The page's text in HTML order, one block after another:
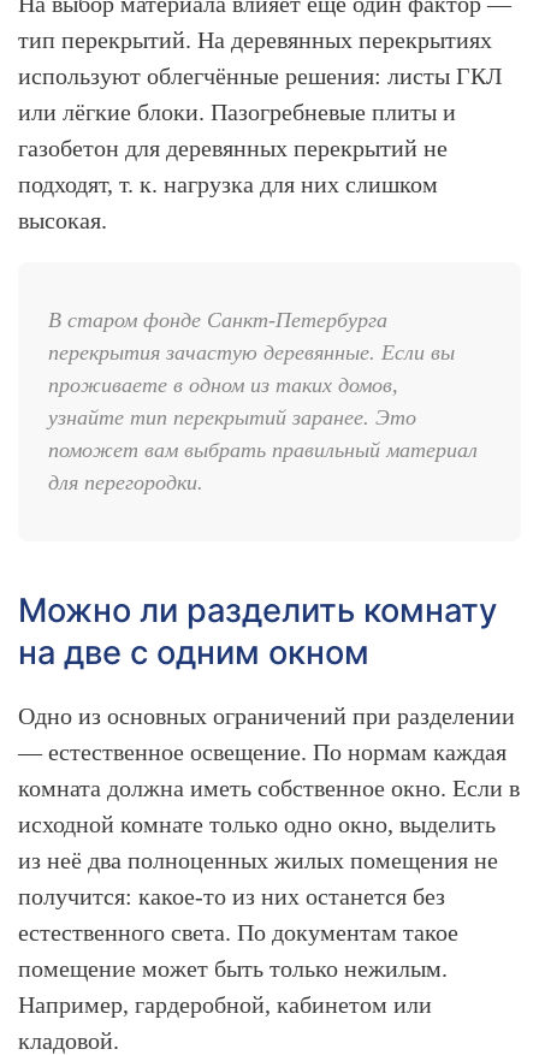
тип перекрытий. На деревянных перекрытиях
используют облегчённые решения: листы ГКЛ
или лёгкие блоки. Пазогребневые плиты и
газобетон для деревянных перекрытий не
подходят, т. к. нагрузка для них слишком
высокая.
В старом фонде Санкт-Петербурга
перекрытия зачастую деревянные. Если вы
проживаете в одном из таких домов,
узнайте тип перекрытий заранее. Это
поможет вам выбрать правильный материал
для перегородки.
Можно ли разделить комнату
на две с одним окном
Одно из основных ограничений при разделении
— естественное освещение. По нормам каждая
комната должна иметь собственное окно. Если в
исходной комнате только одно окно, выделить
из неё два полноценных жилых помещения не
получится: какое-то из них останется без
естественного света. По документам такое
помещение может быть только нежилым.
Например, гардеробной, кабинетом или
кладовой.